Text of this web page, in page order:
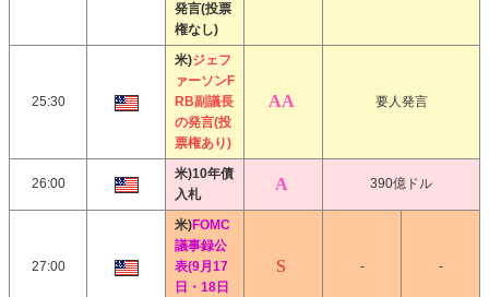
発言(投票
権なし)
25:30
米)ジェフ
ァーソンF
RB副議長
の発言(投
票権あり)
要人発言
26:00
米)10年債
入札
390億ドル
27:00
米)FOMC
議事録公
表(9月17
日・18日
- -